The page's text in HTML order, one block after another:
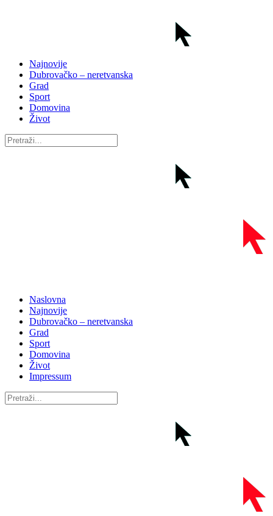
Najnovije
Dubrovačko – neretvanska
Grad
Sport
Domovina
Život
Naslovna
Najnovije
Dubrovačko – neretvanska
Grad
Sport
Domovina
Život
Impressum